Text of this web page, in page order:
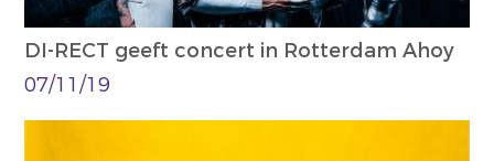
DI-RECT geeft concert in Rotterdam Ahoy
07/11/19